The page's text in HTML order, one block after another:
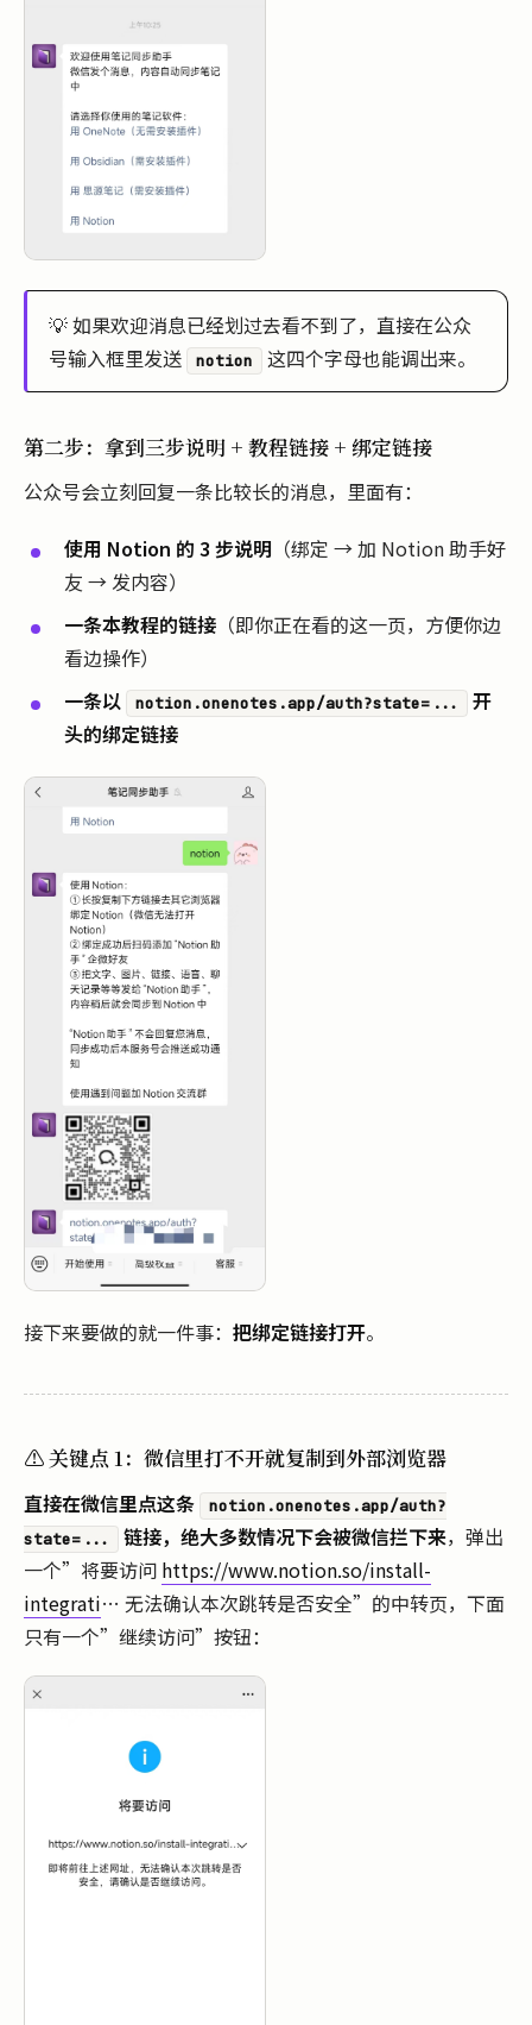
💡 如果欢迎消息已经划过去看不到了，直接在公众
号输入框里发送
notion 这四个字母也能调出来。
第二步：拿到三步说明 + 教程链接 + 绑定链接
公众号会立刻回复一条比较长的消息，里面有：
使用 Notion 的 3 步说明 （绑定 → 加 Notion 助手好
友 → 发内容）
一条本教程的链接 （即你正在看的这一页，方便你边
看边操作）
一条以
notion.onenotes.app/auth?state=...
开
头的绑定链接
接下来要做的就一件事： 把绑定链接打开。
⚠️ 关键点 1：微信里打不开就复制到外部浏览器
直接在微信里点这条
notion.onenotes.app/auth?
state=...
链接，绝大多数情况下会被微信拦下来，弹出
一个”将要访问 https://www.notion.so/install-
integrati… 无法确认本次跳转是否安全”的中转页，下面
只有一个”继续访问”按钮：